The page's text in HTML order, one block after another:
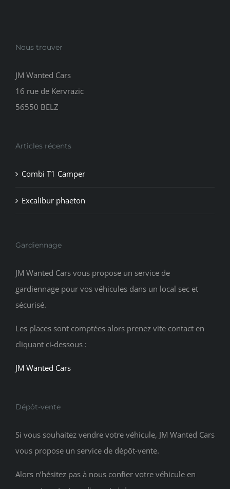
Nous trouver
JM Wanted Cars
16 rue de Kervrazic
56550 BELZ
Articles récents
Combi T1 Camper
Excalibur phaeton
Gardiennage
JM Wanted Cars vous propose un service de
gardiennage pour vos véhicules dans un local sec et
sécurisé.
Les places sont comptées alors prenez vite contact en
cliquant ci-dessous :
JM Wanted Cars
Dépôt-vente
Si vous souhaitez vendre votre véhicule, JM Wanted Cars
vous propose un service de dépôt-vente.
Alors n’hésitez pas à nous confier votre véhicule en